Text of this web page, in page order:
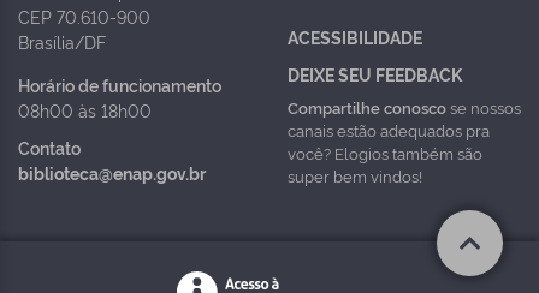
CEP 70.610-900
Brasília/DF
Horário de funcionamento
08h00 às 18h00
Contato
biblioteca@enap.gov.br
ACESSIBILIDADE
DEIXE SEU FEEDBACK
Compartilhe conoscose nossos
canais estão adequados pra
você? Elogios também são
super bem vindos!